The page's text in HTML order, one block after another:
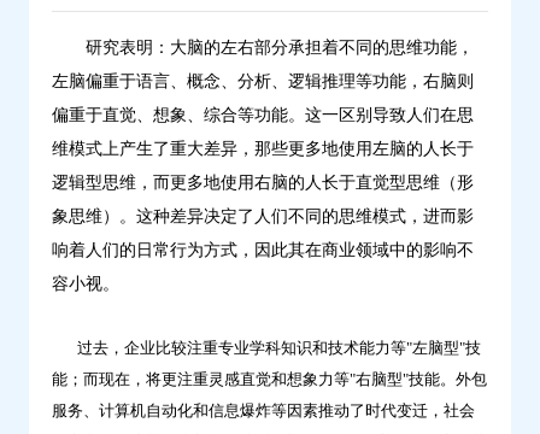
种“右
型”技
研究表明：大脑的左右部分承担着不同的思维功能，
左脑偏重于语言、概念、分析、逻辑推理等功能，右脑则
偏重于直觉、想象、综合等功能。这一区别导致人们在思
维模式上产生了重大差异，那些更多地使用左脑的人长于
逻辑型思维，而更多地使用右脑的人长于直觉型思维（形
象思维）。这种差异决定了人们不同的思维模式，进而影
响着人们的日常行为方式，因此其在商业领域中的影响不
容小视。
过去，企业比较注重专业学科知识和技术能力等"左脑型"技
能；而现在，将更注重灵感直觉和想象力等"右脑型"技能。外包
服务、计算机自动化和信息爆炸等因素推动了时代变迁，社会